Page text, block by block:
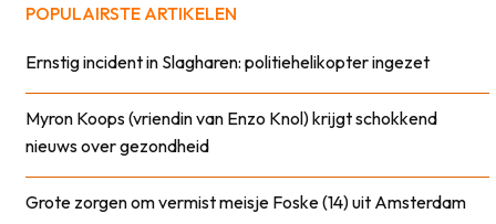
POPULAIRSTE ARTIKELEN
Ernstig incident in Slagharen: politiehelikopter ingezet
Myron Koops (vriendin van Enzo Knol) krijgt schokkend
nieuws over gezondheid
Grote zorgen om vermist meisje Foske (14) uit Amsterdam